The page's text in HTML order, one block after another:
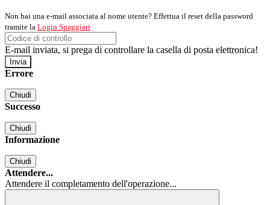
Non hai una e-mail associata al nome utente? Effettua il reset della password
tramite la Login Spaggiari
E-mail inviata, si prega di controllare la casella di posta elettronica!
Errore
Chiudi
Successo
Chiudi
Informazione
Chiudi
Attendere...
Attendere il completamento dell'operazione...